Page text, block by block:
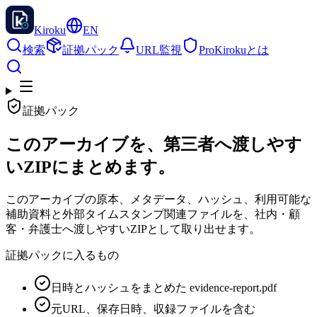
Kiroku
EN
検索
証拠パック URL監視 ProKirokuとは
証拠パック
このアーカイブを、第三者へ渡しやす
いZIPにまとめます。
このアーカイブの原本、メタデータ、ハッシュ、利用可能な
補助資料と外部タイムスタンプ関連ファイルを、社内・顧
客・弁護士へ渡しやすいZIPとして取り出せます。
証拠パックに入るもの
日時とハッシュをまとめた evidence-report.pdf
元URL、保存日時、収録ファイルを含む